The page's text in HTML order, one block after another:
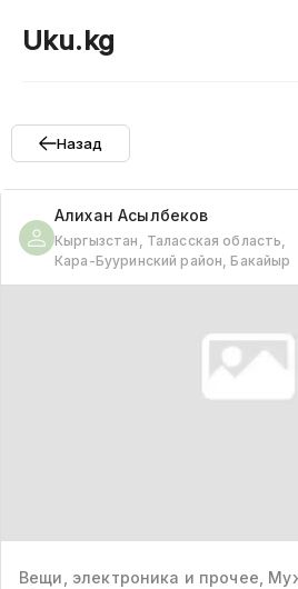
Uku.kg
Назад
Алихан Асылбеков
Кыргызстан, Таласская область,
Кара-Бууринский район, Бакайыр
Вещи, электроника и прочее,